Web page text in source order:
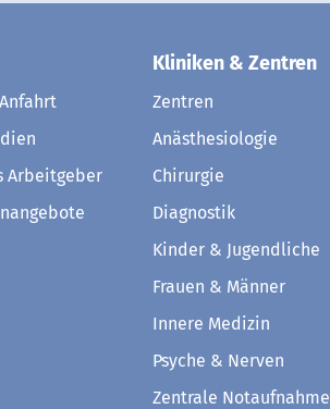
Arbeitgeber
Kliniken & Zentren
Zentren
Anästhesiologie
Chirurgie
Diagnostik
Kinder & Jugendliche
Frauen & Männer
Innere Medizin
Psyche & Nerven
Zentrale Notaufnahme